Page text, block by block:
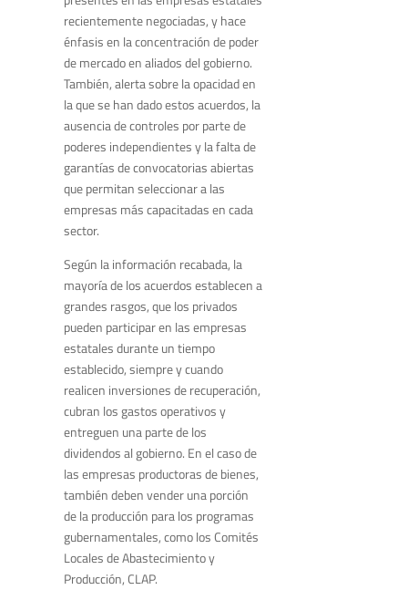
recientemente negociadas, y hace
énfasis en la concentración de poder
de mercado en aliados del gobierno.
También, alerta sobre la opacidad en
la que se han dado estos acuerdos, la
ausencia de controles por parte de
poderes independientes y la falta de
garantías de convocatorias abiertas
que permitan seleccionar a las
empresas más capacitadas en cada
sector.
Según la información recabada, la
mayoría de los acuerdos establecen a
grandes rasgos, que los privados
pueden participar en las empresas
estatales durante un tiempo
establecido, siempre y cuando
realicen inversiones de recuperación,
cubran los gastos operativos y
entreguen una parte de los
dividendos al gobierno. En el caso de
las empresas productoras de bienes,
también deben vender una porción
de la producción para los programas
gubernamentales, como los Comités
Locales de Abastecimiento y
Producción, CLAP.